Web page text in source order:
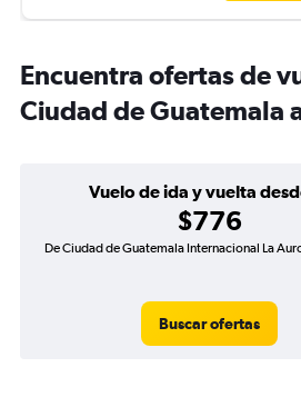
Encuentra ofertas de
Ciudad de Guatemala
Vuelo de ida y vuelta
$776
De Ciudad de Guatemala Internacional La
Buscar ofertas